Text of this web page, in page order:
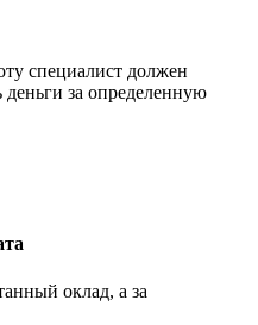
специалист должен
деньги за определенную
оклад, а за